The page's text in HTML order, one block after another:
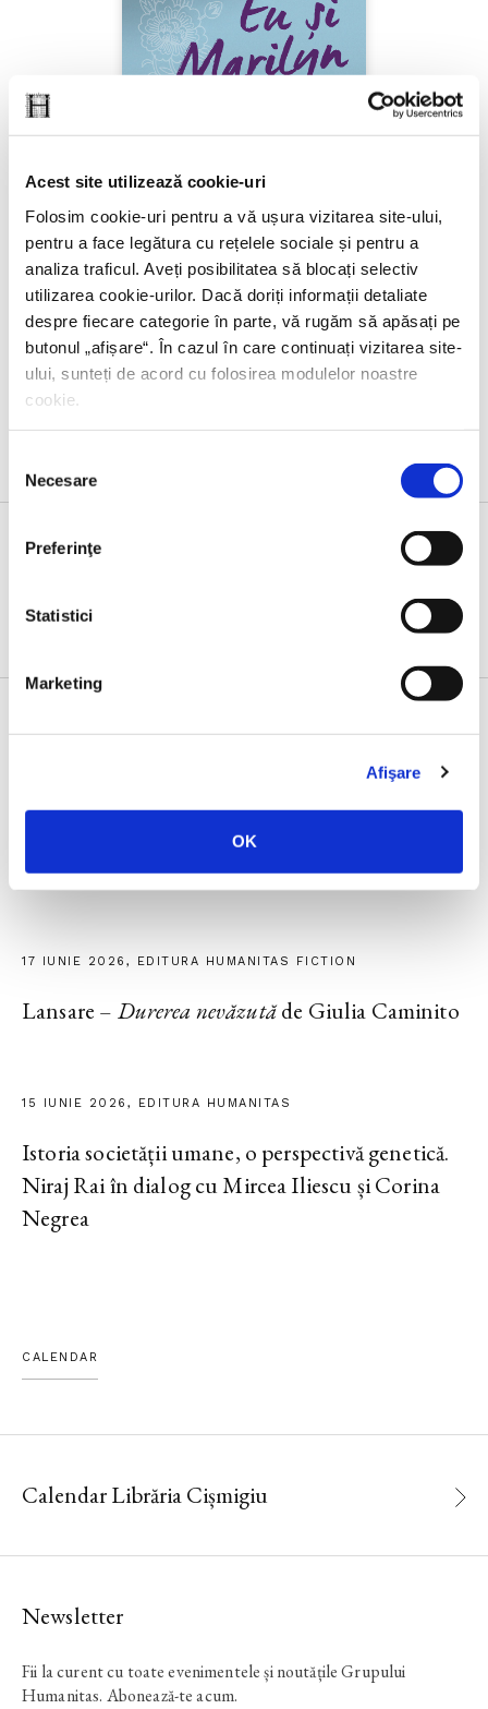
Acest site utilizează cookie-uri
Folosim cookie-uri pentru a vă ușura vizitarea site-ului,
pentru a face legătura cu rețelele sociale și pentru a
analiza traficul. Aveți posibilitatea să blocați selectiv
utilizarea cookie-urilor. Dacă doriți informații detaliate
despre fiecare categorie în parte, vă rugăm să apăsați pe
butonul „ afișare“. În cazul în care continuați vizitarea site-
ului, sunteți de acord cu folosirea modulelor noastre
cookie.
consimțământului
Necesare
Preferinţe
Statistici
Marketing
Afişare
OK
Ji-min Lee, Eu și Marilyn
PREȚ 28.54 RON
Lansarea volumuluiNoul ghid al nesimțitului,
cu Radu Paraschivescu, Dan Byron și Cristian
Preda
17 IUNIE 2026, EDITURA HUMANITAS FICTION
Lansare – Durerea nevăzutăde Giulia Caminito
15 IUNIE 2026, EDITURA HUMANITAS
Istoria societății umane, o perspectivă genetică.
Niraj Rai în dialog cu Mircea Iliescu și Corina
Negrea
CALENDAR
Calendar Librăria Cișmigiu
Newsletter
Fii la curent cu toate evenimentele și noutățile Grupului
Humanitas. Abonează-te acum.